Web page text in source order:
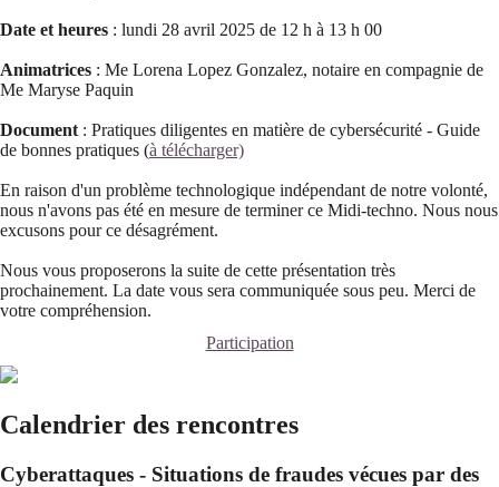
Date et heures : lundi 28 avril 2025 de 12 h à 13 h 00
Animatrices : Me Lorena Lopez Gonzalez, notaire en compagnie de
Me Maryse Paquin
Document : Pratiques diligentes en matière de cybersécurité - Guide
de bonnes pratiques (à télécharger)
En raison d'un problème technologique indépendant de notre volonté,
nous n'avons pas été en mesure de terminer ce Midi-techno. Nous nous
excusons pour ce désagrément.
Nous vous proposerons la suite de cette présentation très
prochainement. La date vous sera communiquée sous peu. Merci de
votre compréhension.
Participation
Calendrier des rencontres
Cyberattaques - Situations de fraudes vécues par des